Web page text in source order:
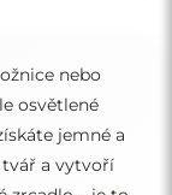
nebo
osvětlené
jemné a
tvář a vytvoří